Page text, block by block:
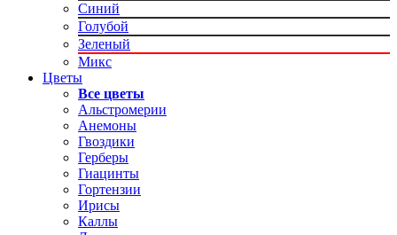
Синий
Голубой
Зеленый
Микс
Цветы
Все цветы
Альстромерии
Анемоны
Гвоздики
Герберы
Гиацинты
Гортензии
Ирисы
Каллы